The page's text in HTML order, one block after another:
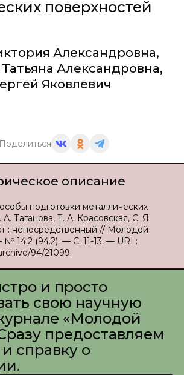
поверхностей
Александровна,
Александровна,
Яковлевич
Поделиться
описание
подготовки металлических
Таганова, Т. А. Красовская, С. Я.
: непосредственный // Молодой
14.2 (94.2). — С. 11-13. — URL:
94/21099.
и просто
свою научную
«Молодой
предоставляем
справку о